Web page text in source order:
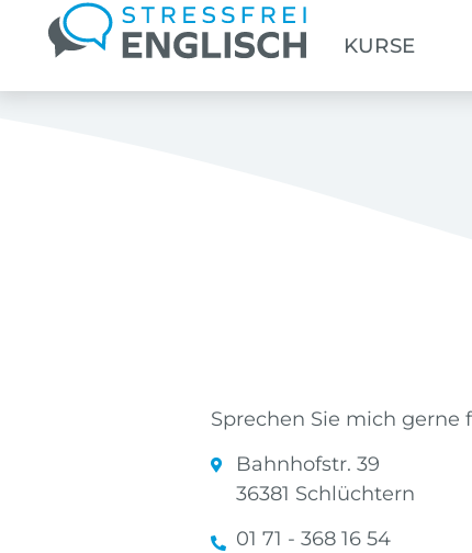
KURSE
Sprechen Sie mich
Bahnhofstr. 39
36381 Schlüchtern
01 71 - 368 16 54